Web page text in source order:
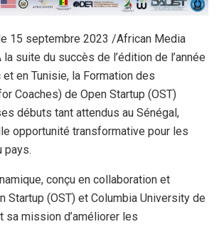
15 septembre 2023 /African Media
suite du succès de l’édition de l’année
en Tunisie, la Formation des
Coaches) de Open Startup (OST)
débuts tant attendus au Sénégal,
opportunité transformative pour les
pays.
conçu en collaboration et
Startup (OST) et Columbia University de
sa mission d’améliorer les